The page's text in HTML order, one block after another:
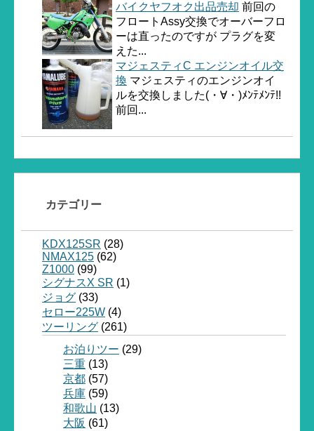
バイクヤフオク出品売却 前回の
フロートAssy交換でオーバーフロ
ーは直ったのですが プラグを変
えた...
マジェスティC エンジンオイル交
換 マジェスティのエンジンオイ
ルを交換しました(・∀・)ﾒﾝﾃﾒﾝﾃ!!
前回...
カテゴリー
KDX125SR (28)
NMAX125 (62)
Z1000 (99)
シグナスX SR (1)
ジョグ (33)
セロー225W (4)
ツーリング (261)
お泊りツー (29)
三重 (13)
京都 (57)
兵庫 (59)
和歌山 (13)
大阪 (61)